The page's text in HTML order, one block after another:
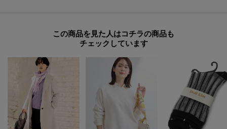
この商品を見た人はコチラの商品も
チェックしています